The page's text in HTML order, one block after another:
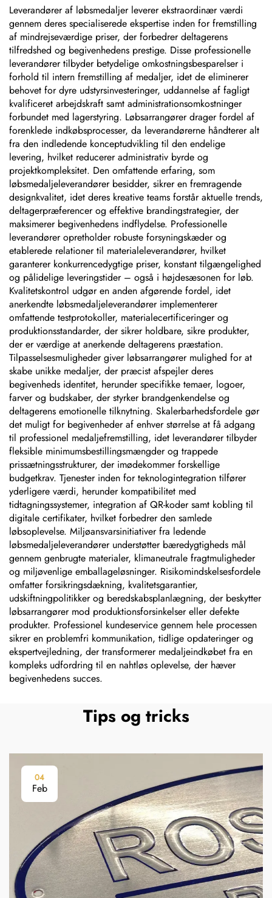
anodiserede aluminiums-
navneskilte, etiket
Leverandører af løbsmedaljer leverer ekstraordinær værdi
gennem deres specialiserede ekspertise inden for fremstilling
af mindrejseværdige priser, der forbedrer deltagerens
tilfredshed og begivenhedens prestige. Disse professionelle
leverandører tilbyder betydelige omkostningsbesparelser i
forhold til intern fremstilling af medaljer, idet de eliminerer
behovet for dyre udstyrsinvesteringer, uddannelse af fagligt
kvalificeret arbejdskraft samt administrationsomkostninger
forbundet med lagerstyring. Løbsarrangører drager fordel af
forenklede indkøbsprocesser, da leverandørerne håndterer alt
fra den indledende konceptudvikling til den endelige
levering, hvilket reducerer administrativ byrde og
projektkompleksitet. Den omfattende erfaring, som
løbsmedaljeleverandører besidder, sikrer en fremragende
designkvalitet, idet deres kreative teams forstår aktuelle trends,
deltagerpræferencer og effektive brandingstrategier, der
maksimerer begivenhedens indflydelse. Professionelle
leverandører opretholder robuste forsyningskæder og
etablerede relationer til materialeleverandører, hvilket
garanterer konkurrencedygtige priser, konstant tilgængelighed
og pålidelige leveringstider – også i højdesæsonen for løb.
Kvalitetskontrol udgør en anden afgørende fordel, idet
anerkendte løbsmedaljeleverandører implementerer
omfattende testprotokoller, materialecertificeringer og
produktionsstandarder, der sikrer holdbare, sikre produkter,
der er værdige at anerkende deltagerens præstation.
Tilpasselsesmuligheder giver løbsarrangører mulighed for at
skabe unikke medaljer, der præcist afspejler deres
begivenheds identitet, herunder specifikke temaer, logoer,
farver og budskaber, der styrker brandgenkendelse og
deltagerens emotionelle tilknytning. Skalerbarhedsfordele gør
det muligt for begivenheder af enhver størrelse at få adgang
til professionel medaljefremstilling, idet leverandører tilbyder
fleksible minimumsbestillingsmængder og trappede
prissætningsstrukturer, der imødekommer forskellige
budgetkrav. Tjenester inden for teknologintegration tilfører
yderligere værdi, herunder kompatibilitet med
tidtagningssystemer, integration af QR-koder samt kobling til
digitale certifikater, hvilket forbedrer den samlede
løbsoplevelse. Miljøansvarsinitiativer fra ledende
løbsmedaljeleverandører understøtter bæredygtigheds mål
gennem genbrugte materialer, klimaneutrale fragtmuligheder
og miljøvenlige emballageløsninger. Risikomindskelsesfordele
omfatter forsikringsdækning, kvalitetsgarantier,
udskiftningpolitikker og beredskabsplanlægning, der beskytter
løbsarrangører mod produktionsforsinkelser eller defekte
produkter. Professionel kundeservice gennem hele processen
sikrer en problemfri kommunikation, tidlige opdateringer og
ekspertvejledning, der transformerer medaljeindkøbet fra en
kompleks udfordring til en nahtløs oplevelse, der hæver
begivenhedens succes.
Tips og tricks
04
Feb